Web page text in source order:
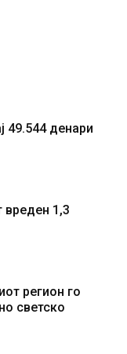
49.544 денари
вреден 1,3
регион го
светско